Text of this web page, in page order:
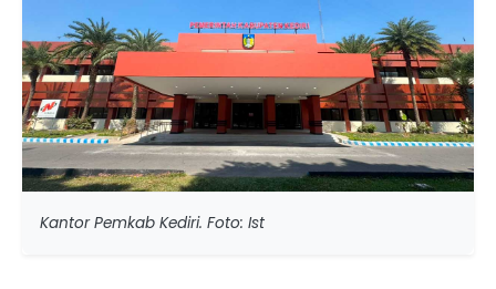
Kantor Pemkab Kediri. Foto: Ist